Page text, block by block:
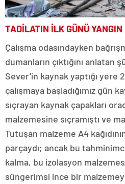
TADİLATIN İLK GÜNÜ YANGIN
Çalışma odasındayken
dumanların çıktığını anlatan
Sever’in kaynak yaptığı yere
çalışmaya başladığımız gün
sıçrayan kaynak çapakları
malzemesine sıçramıştı ve
Tutuşan malzeme A4
parçaydı; ancak bu
kalma, bu izolasyon
süngerimsi ince bir